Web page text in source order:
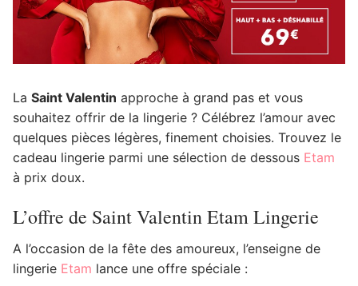
La Saint Valentin approche à grand pas et vous
souhaitez offrir de la lingerie ? Célébrez l’amour avec
quelques pièces légères, finement choisies. Trouvez le
cadeau lingerie parmi une sélection de dessous Etam
à prix doux.
L’offre de Saint Valentin Etam Lingerie
A l’occasion de la fête des amoureux, l’enseigne de
lingerie Etam lance une offre spéciale :